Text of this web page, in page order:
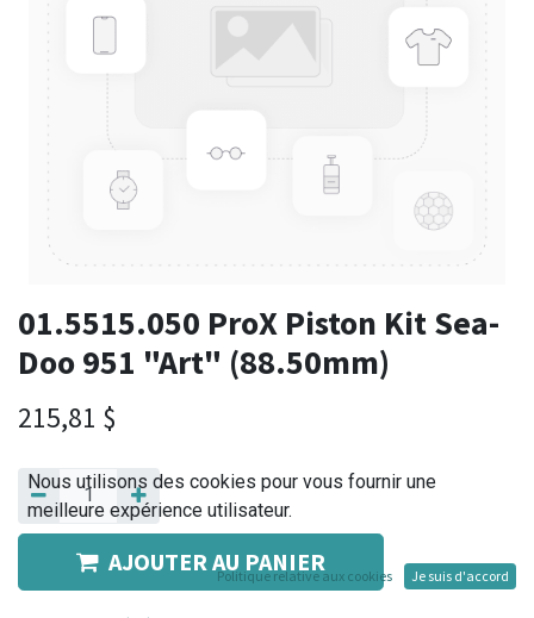
01.5515.050 ProX Piston Kit Sea-
Doo 951 "Art" (88.50mm)
215,81 $
AJOUTER AU PANIER
Nous utilisons des cookies pour vous fournir une
meilleure expérience utilisateur.
Politique relative aux cookies Je suis d'accord